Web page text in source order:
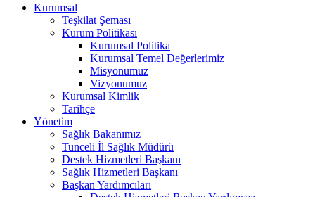
Kurumsal
Teşkilat Şeması
Kurum Politikası
Kurumsal Politika
Kurumsal Temel Değerlerimiz
Misyonumuz
Vizyonumuz
Kurumsal Kimlik
Tarihçe
Yönetim
Sağlık Bakanımız
Tunceli İl Sağlık Müdürü
Destek Hizmetleri Başkanı
Sağlık Hizmetleri Başkanı
Başkan Yardımcıları